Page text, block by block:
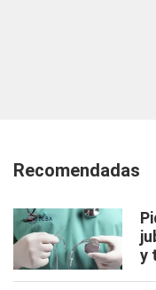
Recomendadas
y